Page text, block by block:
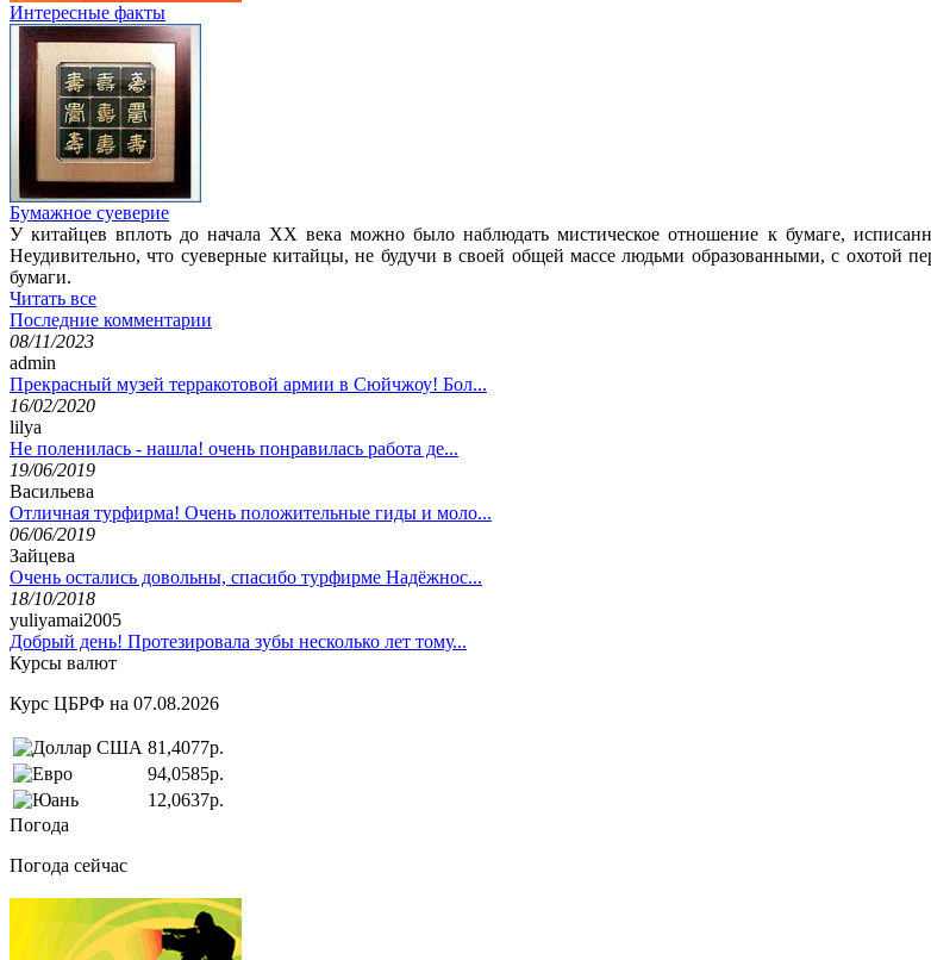
Интересные факты
Бумажное суеверие
У китайцев вплоть до начала XX века можно было наблюдать мистическое отношение к бумаге,
Неудивительно, что суеверные китайцы, не будучи в своей общей массе людьми образованными, с охотой
бумаги.
Читать все
Последние комментарии
08/11/2023
admin
Прекрасный музей терракотовой армии в Сюйчжоу! Бол...
16/02/2020
lilya
Не поленилась - нашла! очень понравилась работа де...
19/06/2019
Васильева
Отличная турфирма! Очень положительные гиды и моло...
06/06/2019
Зайцева
Очень остались довольны, спасибо турфирме Надёжнос...
18/10/2018
yuliyamai2005
Добрый день! Протезировала зубы несколько лет тому...
Курсы валют
Курс ЦБРФ на 07.08.2026
81,4077р.
94,0585р.
12,0637р.
Погода
Погода сейчас